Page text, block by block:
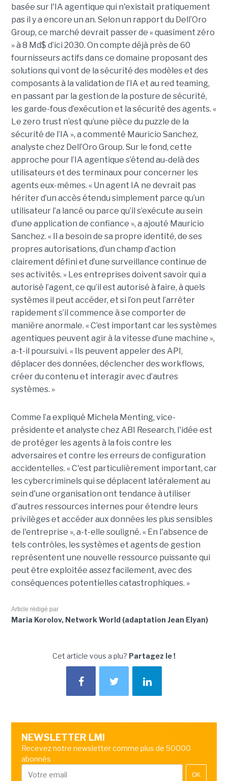
basée sur l'IA agentique qui n'existait pratiquement
pas il y a encore un an. Selon un rapport du Dell’Oro
Group, ce marché devrait passer de « quasiment zéro
» à 8 Md$ d’ici 2030. On compte déjà près de 60
fournisseurs actifs dans ce domaine proposant des
solutions qui vont de la sécurité des modèles et des
composants à la validation de l’IA et au red teaming,
en passant par la gestion de la posture de sécurité,
les garde-fous d’exécution et la sécurité des agents. «
Le zero trust n’est qu’une pièce du puzzle de la
sécurité de l’IA », a commenté Mauricio Sanchez,
analyste chez Dell’Oro Group. Sur le fond, cette
approche pour l’IA agentique s’étend au-delà des
utilisateurs et des terminaux pour concerner les
agents eux-mêmes. « Un agent IA ne devrait pas
hériter d’un accès étendu simplement parce qu’un
utilisateur l’a lancé ou parce qu’il s’exécute au sein
d’une application de confiance », a ajouté Mauricio
Sanchez. « Il a besoin de sa propre identité, de ses
propres autorisations, d’un champ d’action
clairement défini et d’une surveillance continue de
ses activités. » Les entreprises doivent savoir qui a
autorisé l’agent, ce qu’il est autorisé à faire, à quels
systèmes il peut accéder, et si l’on peut l’arrêter
rapidement s’il commence à se comporter de
manière anormale. « C’est important car les systèmes
agentiques peuvent agir à la vitesse d’une machine »,
a-t-il poursuivi. « Ils peuvent appeler des API,
déplacer des données, déclencher des workflows,
créer du contenu et interagir avec d’autres
systèmes. »
Comme l’a expliqué Michela Menting, vice-
présidente et analyste chez ABI Research, l'idée est
de protéger les agents à la fois contre les
adversaires et contre les erreurs de configuration
accidentelles. « C'est particulièrement important, car
les cybercriminels qui se déplacent latéralement au
sein d'une organisation ont tendance à utiliser
d'autres ressources internes pour étendre leurs
privilèges et accéder aux données les plus sensibles
de l'entreprise », a-t-elle souligné. « En l'absence de
tels contrôles, les systèmes et agents de gestion
représentent une nouvelle ressource puissante qui
peut être exploitée assez facilement, avec des
conséquences potentielles catastrophiques. »
Article rédigé par
Maria Korolov, Network World (adaptation Jean Elyan)
Cet article vous a plu? Partagez le !
NEWSLETTER LMI
Recevez notre newsletter comme plus de 50000
abonnés
OK